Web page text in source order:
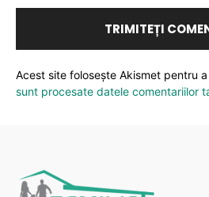
Acest site folosește Akismet pentru
sunt procesate datele comentariilor